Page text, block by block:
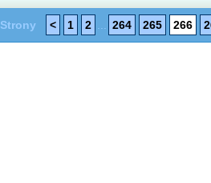
Strony < 1 2 264 265 266